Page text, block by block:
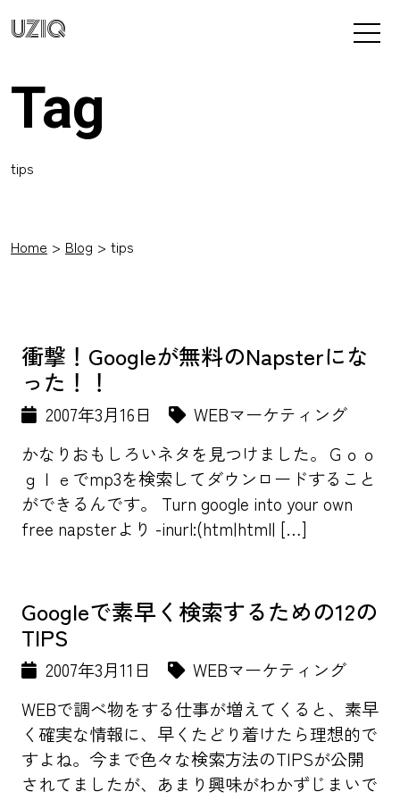
UZIQ
Tag
tips
Home Blog tips
衝撃！Googleが無料のNapsterにな
った！！
2007年3月16日
WEBマーケティング
かなりおもしろいネタを見つけました。Ｇｏｏ
ｇｌｅでmp3を検索してダウンロードすること
ができるんです。 Turn google into your own
free napsterより -inurl:(htm|html| […]
Googleで素早く検索するための12の
TIPS
2007年3月11日
WEBマーケティング
WEBで調べ物をする仕事が増えてくると、素早
く確実な情報に、早くたどり着けたら理想的で
すよね。今まで色々な検索方法のTIPSが公開
されてましたが、あまり興味がわかずじまいで